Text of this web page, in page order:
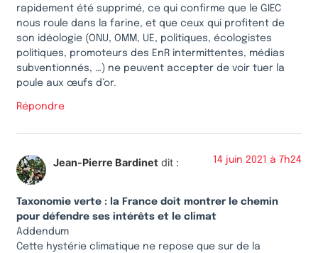
rapidement été supprimé, ce qui confirme que le GIEC
nous roule dans la farine, et que ceux qui profitent de
son idéologie (ONU, OMM, UE, politiques, écologistes
politiques, promoteurs des EnR intermittentes, médias
subventionnés, …) ne peuvent accepter de voir tuer la
poule aux œufs d’or.
Répondre
Jean-Pierre Bardinet dit : 14 juin 2021 à 7h24
Taxonomie verte : la France doit montrer le chemin
pour défendre ses intérêts et le climat
Addendum
Cette hystérie climatique ne repose que sur de la